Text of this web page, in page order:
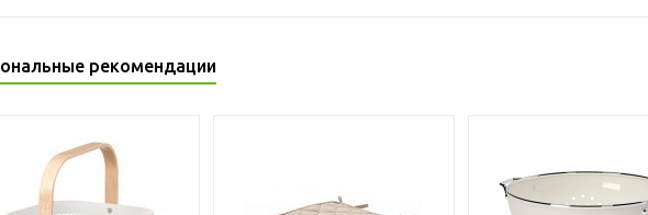
рекомендации